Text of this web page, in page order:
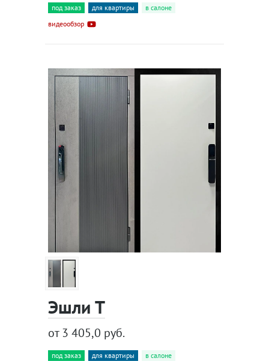
под заказ для квартиры
в салоне
видеообзор
Эшли Т
от 3 405,0 руб.
под заказ для квартиры в салоне